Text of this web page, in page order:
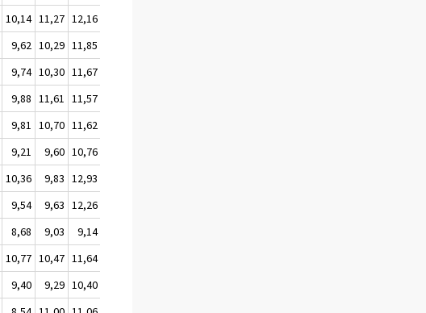
10,14 11,27 12,16
9,62 10,29 11,85
9,74 10,30 11,67
9,88 11,61 11,57
9,81 10,70 11,62
9,21 9,60 10,76
10,36 9,83 12,93
9,54 9,63 12,26
8,68 9,03
9,14
10,77 10,47 11,64
9,40 9,29 10,40